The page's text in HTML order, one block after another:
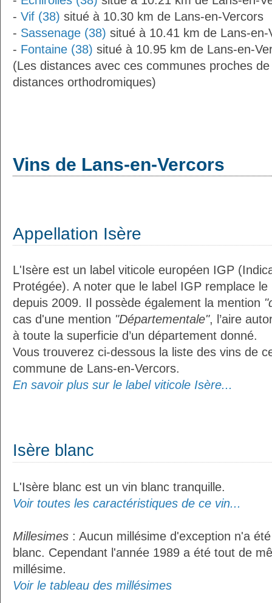
- Vif (38) situé à 10.30 km de Lans-en-Vercors
- Sassenage (38) situé à 10.41 km de Lans-en-
- Fontaine (38) situé à 10.95 km de Lans-en-
(Les distances avec ces communes proches
distances orthodromiques)
Vins de Lans-en-Vercors
Appellation Isère
L'Isère est un label viticole européen IGP
Protégée). A noter que le label IGP remplace
depuis 2009. Il possède également la mention
cas d'une mention "Départementale", l’aire
à toute la superficie d’un département donné.
Vous trouverez ci-dessous la liste des vins de
commune de Lans-en-Vercors.
En savoir plus sur le label viticole Isère...
Isère blanc
L'Isère blanc est un vin blanc tranquille.
Voir toutes les caractéristiques de ce vin...
Millesimes : Aucun millésime d'exception n'a
blanc. Cependant l'année 1989 a été tout de
millésime.
Voir le tableau des millésimes